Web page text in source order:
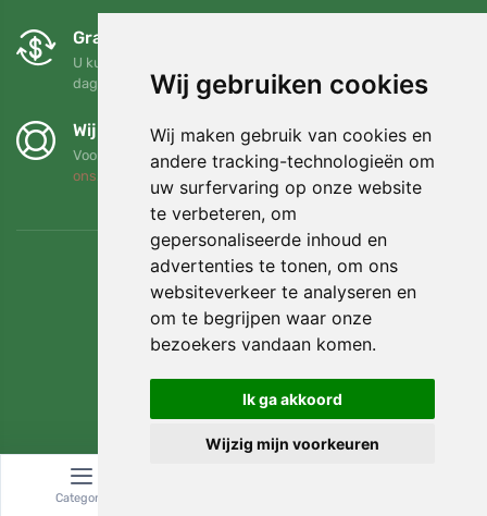
Wij gebruiken cookies
Wij maken gebruik van cookies en
andere tracking-technologieën om
uw surfervaring op onze website
te verbeteren, om
gepersonaliseerde inhoud en
advertenties te tonen, om ons
websiteverkeer te analyseren en
om te begrijpen waar onze
bezoekers vandaan komen.
Ik ga akkoord
Wijzig mijn voorkeuren
Gratis ruilen en retourneren
U kunt uw bestelling op elk gewenst moment binnen 90
dagen retourneren of ruilen
Wij steunen Trees.org
Voor elke bestelling planten we een boom! Lees meer Over
ons
Categorie